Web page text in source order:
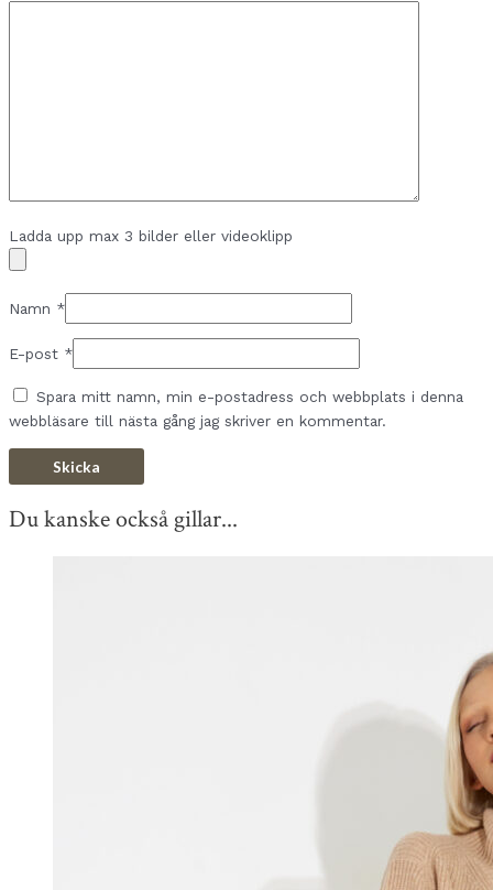
Ladda upp max 3 bilder eller videoklipp
Namn *
E-post *
Spara mitt namn, min e-postadress och webbplats i denna
webbläsare till nästa gång jag skriver en kommentar.
Du kanske också gillar...